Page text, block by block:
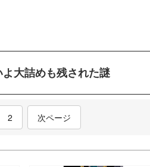
よ大詰めも残された謎
2 次ページ